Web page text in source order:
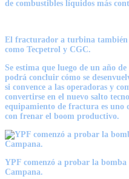
de combustibles líquidos más
El fracturador a turbina también
como Tecpetrol y CGC.
Se estima que luego de un año
podrá concluir cómo se
si convence a las operadoras y
convertirse en el nuevo salto
equipamiento de fractura es uno
con frenar el boom productivo.
YPF comenzó a probar la bomba
Campana.